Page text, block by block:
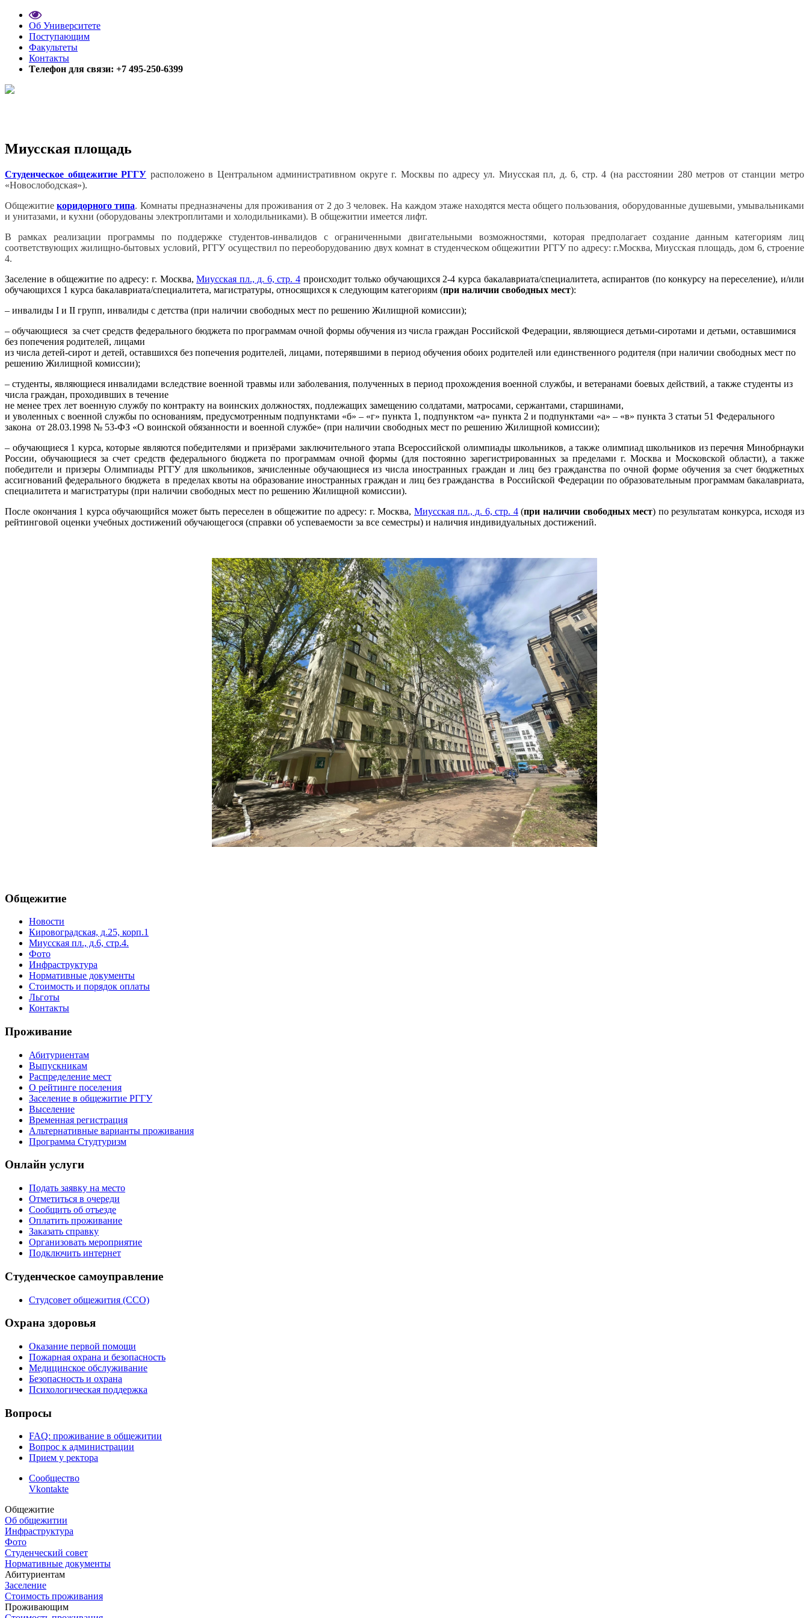
Об Университете
Поступающим
Факультеты
Контакты
Tелефон для связи: +7 495-250-6399
Миусская площадь
Студенческое общежитие РГГУ расположено в Центральном административном округе г. Москвы по адресу ул. Миусская пл, д. 6, стр. 4 (на расстоянии 280 метров от станции метро
«Новослободская»).
Общежитиекоридорного типа. Комнаты предназначены для проживания от 2 до 3 человек. На каждом этаже находятся места общего пользования, оборудованные душевыми, умывальниками
и унитазами, и кухни (оборудованы электроплитами и холодильниками). В общежитии имеется лифт.
В рамках реализации программы по поддержке студентов-инвалидов с ограниченными двигательными возможностями, которая предполагает создание данным категориям лиц
соответствующих жилищно-бытовых условий, РГГУ осуществил по переоборудованию двух комнат в студенческом общежитии РГГУ по адресу: г.Москва, Миусская площадь, дом 6, строение
4.
Заселение в общежитие по адресу: г. Москва,Миусская пл., д. 6, стр. 4 происходит только обучающихся 2-4 курса бакалавриата/специалитета, аспирантов (по конкурсу на переселение), и/или
обучающихся 1 курса бакалавриата/специалитета, магистратуры, относящихся к следующим категориям (при наличии свободных мест):
– инвалиды I и II групп, инвалиды с детства (при наличии свободных мест по решению Жилищной комиссии);
– обучающиеся за счет средств федерального бюджета по программам очной формы обучения из числа граждан Российской Федерации, являющиеся детьми-сиротами и детьми, оставшимися
без попечения родителей, лицами
из числа детей-сирот и детей, оставшихся без попечения родителей, лицами, потерявшими в период обучения обоих родителей или единственного родителя (при наличии свободных мест по
решению Жилищной комиссии);
– студенты, являющиеся инвалидами вследствие военной травмы или заболевания, полученных в период прохождения военной службы, и ветеранами боевых действий, а также студенты из
числа граждан, проходивших в течение
не менее трех лет военную службу по контракту на воинских должностях, подлежащих замещению солдатами, матросами, сержантами, старшинами,
и уволенных с военной службы по основаниям, предусмотренным подпунктами «б» – «г» пункта 1, подпунктом «а» пункта 2 и подпунктами «а» – «в» пункта 3 статьи 51 Федерального
закона от 28.03.1998 № 53-ФЗ «О воинской обязанности и военной службе» (при наличии свободных мест по решению Жилищной комиссии);
– обучающиеся 1 курса, которые являются победителями и призёрами заключительного этапа Всероссийской олимпиады школьников, а также олимпиад школьников из перечня Минобрнауки
России, обучающиеся за счет средств федерального бюджета по программам очной формы (для постоянно зарегистрированных за пределами г. Москва и Московской области), а также
победители и призеры Олимпиады РГГУ для школьников, зачисленные обучающиеся из числа иностранных граждан и лиц без гражданства по очной форме обучения за счет бюджетных
ассигнований федерального бюджета в пределах квоты на образование иностранных граждан и лиц без гражданства в Российской Федерации по образовательным программам бакалавриата,
специалитета и магистратуры (при наличии свободных мест по решению Жилищной комиссии).
После окончания 1 курса обучающийся может быть переселен в общежитие по адресу: г. Москва, Миусская пл., д. 6, стр. 4(при наличии свободных мест) по результатам конкурса, исходя из
рейтинговой оценки учебных достижений обучающегося (справки об успеваемости за все семестры) и наличия индивидуальных достижений.
Общежитие
Новости
Кировоградская, д.25, корп.1
Миусская пл., д.6, стр.4.
Фото
Инфраструктура
Нормативные документы
Стоимость и порядок оплаты
Льготы
Контакты
Проживание
Абитуриентам
Выпускникам
Распределение мест
О рейтинге поселения
Заселение в общежитие РГГУ
Выселение
Временная регистрация
Альтернативные варианты проживания
Программа Студтуризм
Онлайн услуги
Подать заявку на место
Отметиться в очереди
Сообщить об отъезде
Оплатить проживание
Заказать справку
Организовать мероприятие
Подключить интернет
Студенческое самоуправление
Студсовет общежития (ССО)
Охрана здоровья
Оказание первой помощи
Пожарная охрана и безопасность
Медицинское обслуживание
Безопасность и охрана
Психологическая поддержка
Вопросы
FAQ: проживание в общежитии
Вопрос к администрации
Прием у ректора
Сообщество
Vkontakte
Общежитие
Об общежитии
Инфраструктура
Фото
Студенческий совет
Нормативные документы
Абитуриентам
Заселение
Стоимость проживания
Проживающим